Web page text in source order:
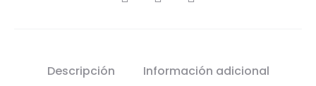
Descripción Información adicional